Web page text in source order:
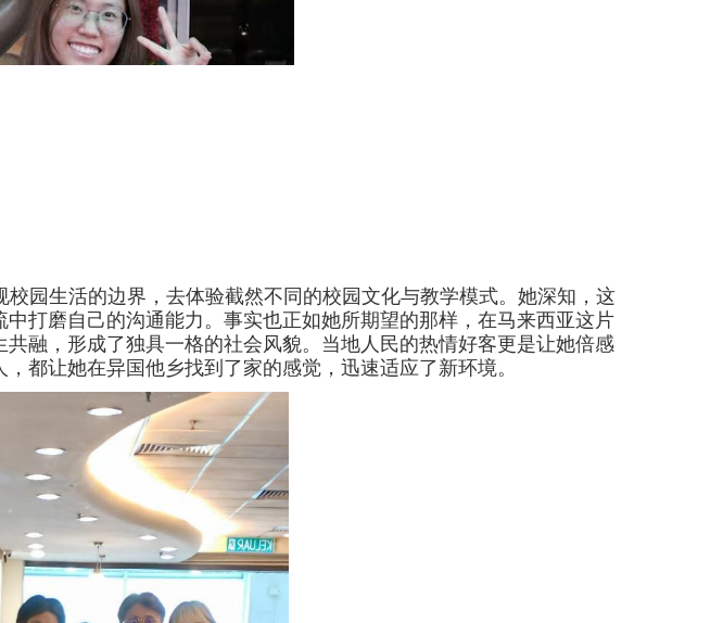
园生活的边界，去体验截然不同的校园文化与教学模式。她深知，这
打磨自己的沟通能力。事实也正如她所期望的那样，在马来西亚这片
融，形成了独具一格的社会风貌。当地人民的热情好客更是让她倍感
都让她在异国他乡找到了家的感觉，迅速适应了新环境。